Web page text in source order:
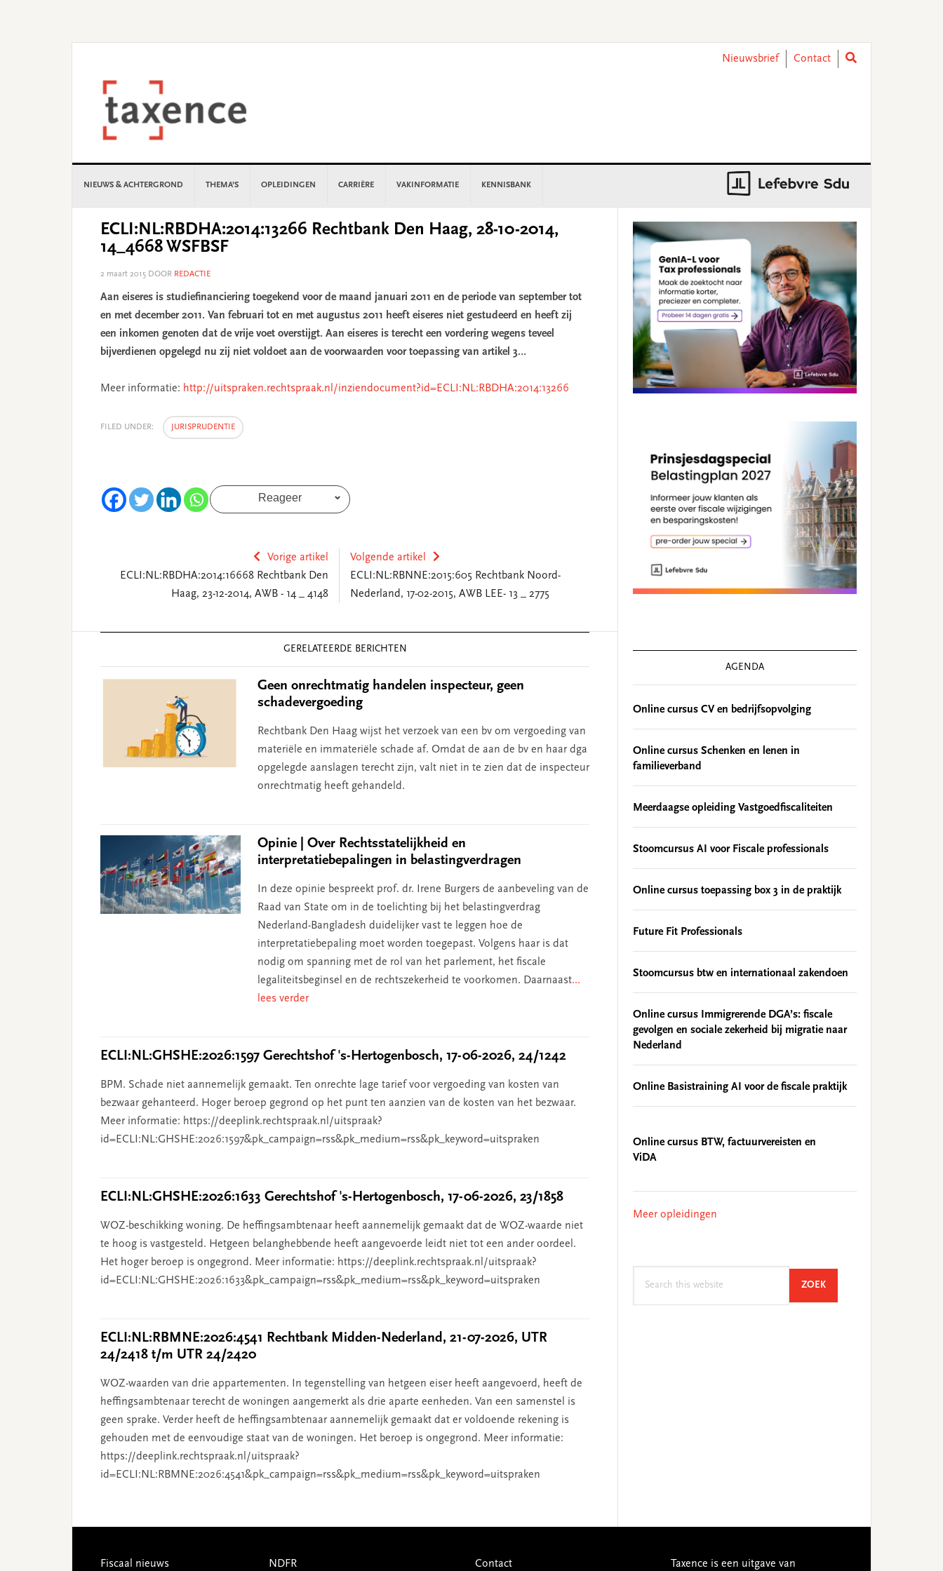
Nieuwsbrief
Contact
NIEUWS & ACHTERGROND THEMA’S OPLEIDINGEN CARRIÈRE VAKINFORMATIE KENNISBANK
ECLI:NL:RBDHA:2014:13266 Rechtbank Den Haag, 28-10-2014,
14_4668 WSFBSF
2 maart 2015 DOOR REDACTIE
Aan eiseres is studiefinanciering toegekend voor de maand januari 2011 en de periode van september tot
en met december 2011. Van februari tot en met augustus 2011 heeft eiseres niet gestudeerd en heeft zij
een inkomen genoten dat de vrije voet overstijgt. Aan eiseres is terecht een vordering wegens teveel
bijverdienen opgelegd nu zij niet voldoet aan de voorwaarden voor toepassing van artikel 3…
Meer informatie: http://uitspraken.rechtspraak.nl/inziendocument?id=ECLI:NL:RBDHA:2014:13266
FILED UNDER: JURISPRUDENTIE
Reageer
Vorige artikel
ECLI:NL:RBDHA:2014:16668 Rechtbank Den
Haag, 23-12-2014, AWB - 14 _ 4148
Volgende artikel
ECLI:NL:RBNNE:2015:605 Rechtbank Noord-
Nederland, 17-02-2015, AWB LEE- 13 _ 2775
GERELATEERDE BERICHTEN
Geen onrechtmatig handelen inspecteur, geen
schadevergoeding
Rechtbank Den Haag wijst het verzoek van een bv om vergoeding van
materiële en immateriële schade af. Omdat de aan de bv en haar dga
opgelegde aanslagen terecht zijn, valt niet in te zien dat de inspecteur
onrechtmatig heeft gehandeld.
Opinie | Over Rechtsstatelijkheid en
interpretatiebepalingen in belastingverdragen
In deze opinie bespreekt prof. dr. Irene Burgers de aanbeveling van de
Raad van State om in de toelichting bij het belastingverdrag
Nederland-Bangladesh duidelijker vast te leggen hoe de
interpretatiebepaling moet worden toegepast. Volgens haar is dat
nodig om spanning met de rol van het parlement, het fiscale
legaliteitsbeginsel en de rechtszekerheid te voorkomen. Daarnaast...
lees verder
ECLI:NL:GHSHE:2026:1597 Gerechtshof 's-Hertogenbosch, 17-06-2026, 24/1242
BPM. Schade niet aannemelijk gemaakt. Ten onrechte lage tarief voor vergoeding van kosten van
bezwaar gehanteerd. Hoger beroep gegrond op het punt ten aanzien van de kosten van het bezwaar.
Meer informatie: https://deeplink.rechtspraak.nl/uitspraak?
id=ECLI:NL:GHSHE:2026:1597&pk_campaign=rss&pk_medium=rss&pk_keyword=uitspraken
ECLI:NL:GHSHE:2026:1633 Gerechtshof 's-Hertogenbosch, 17-06-2026, 23/1858
WOZ-beschikking woning. De heffingsambtenaar heeft aannemelijk gemaakt dat de WOZ-waarde niet
te hoog is vastgesteld. Hetgeen belanghebbende heeft aangevoerde leidt niet tot een ander oordeel.
Het hoger beroep is ongegrond. Meer informatie: https://deeplink.rechtspraak.nl/uitspraak?
id=ECLI:NL:GHSHE:2026:1633&pk_campaign=rss&pk_medium=rss&pk_keyword=uitspraken
ECLI:NL:RBMNE:2026:4541 Rechtbank Midden-Nederland, 21-07-2026, UTR
24/2418 t/m UTR 24/2420
WOZ-waarden van drie appartementen. In tegenstelling van hetgeen eiser heeft aangevoerd, heeft de
heffingsambtenaar terecht de woningen aangemerkt als drie aparte eenheden. Van een samenstel is
geen sprake. Verder heeft de heffingsambtenaar aannemelijk gemaakt dat er voldoende rekening is
gehouden met de eenvoudige staat van de woningen. Het beroep is ongegrond. Meer informatie:
https://deeplink.rechtspraak.nl/uitspraak?
id=ECLI:NL:RBMNE:2026:4541&pk_campaign=rss&pk_medium=rss&pk_keyword=uitspraken
Sidebar
AGENDA
Online cursus CV en bedrijfsopvolging
Online cursus Schenken en lenen in
familieverband
Meerdaagse opleiding Vastgoedfiscaliteiten
Stoomcursus AI voor Fiscale professionals
Online cursus toepassing box 3 in de praktijk
Future Fit Professionals
Stoomcursus btw en internationaal zakendoen
Online cursus Immigrerende DGA’s: fiscale
gevolgen en sociale zekerheid bij migratie naar
Nederland
Online Basistraining AI voor de fiscale praktijk
Online cursus BTW, factuurvereisten en
ViDA
Meer opleidingen
ZOEKSEARCH
Footer
Fiscaal nieuws NDFR Contact Taxence is een uitgave van